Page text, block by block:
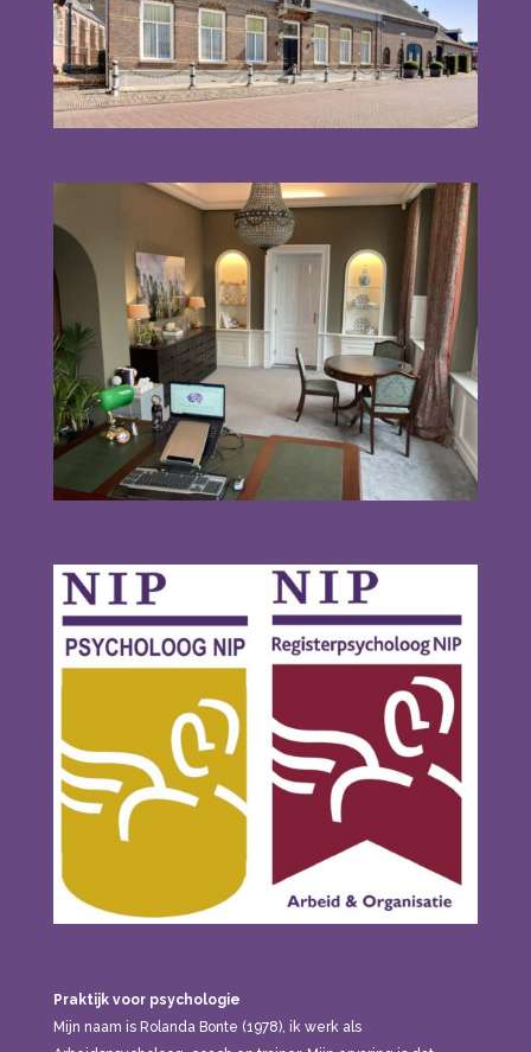
Praktijk voor psychologie
Mijn naam is Rolanda Bonte (1978), ik werk als